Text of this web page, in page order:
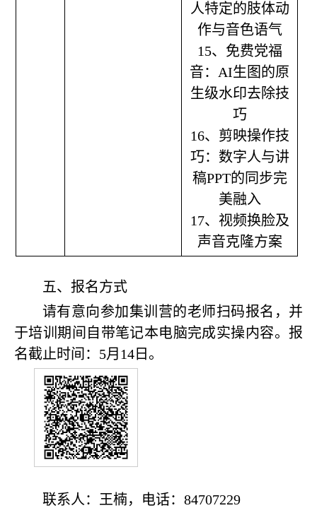
人特定的肢体动
作与音色语气
15、免费党福
音：AI生图的原
生级水印去除技
巧
16、剪映操作技
巧：数字人与讲
稿PPT的同步完
美融入
17、视频换脸及
声音克隆方案
五、报名方式
请有意向参加集训营的老师扫码报名，并
于培训期间自带笔记本电脑完成实操内容。报
名截止时间：5月14日。
联系人：王楠，电话：84707229